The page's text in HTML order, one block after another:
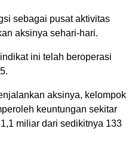
sebagai pusat aktivitas
aksinya sehari-hari.
ini telah beroperasi
aksinya, kelompok
keuntungan sekitar
miliar dari sedikitnya 133